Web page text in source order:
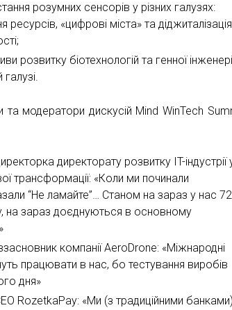
розумних сенсорів у різних галузях:
«цифрові міста» та діджиталізація
розвитку біотехнологій та генної
галузі.
та модератори дискусій Mind WinTech
директорату розвитку IT-індустрії
трансформації: «Коли ми починали
“Не ламайте”… Станом на зараз у нас
на зараз доєднуються в основному
компанії AeroDrone: «Міжнародні
працювати в нас, бо тестування виробів
дня»
RozetkaPay: «Ми (з традиційними банками)